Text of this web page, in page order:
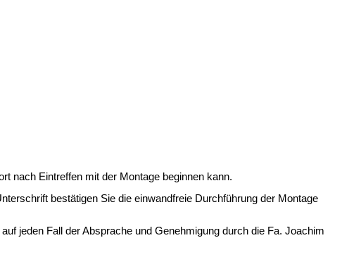
nach Eintreffen mit der Montage beginnen kann.
bestätigen Sie die einwandfreie Durchführung der Montage
jeden Fall der Absprache und Genehmigung durch die Fa. Joachim